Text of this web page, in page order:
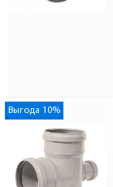
Выгода 10%